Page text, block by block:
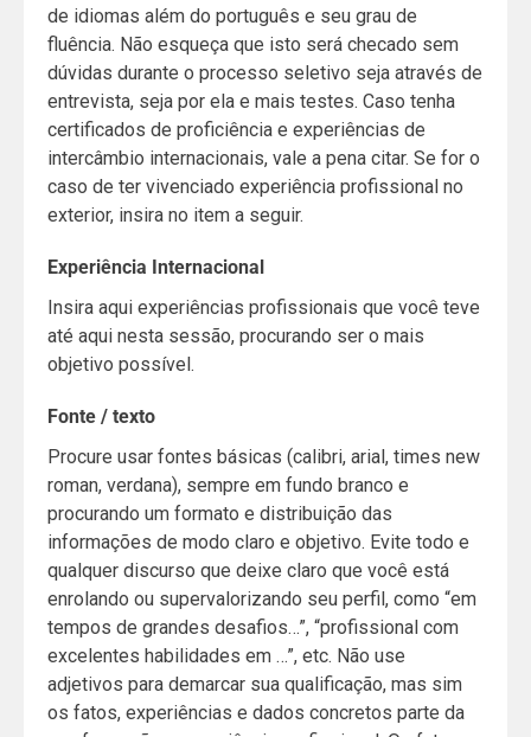
de idiomas além do português e seu grau de
fluência. Não esqueça que isto será checado sem
dúvidas durante o processo seletivo seja através de
entrevista, seja por ela e mais testes. Caso tenha
certificados de proficiência e experiências de
intercâmbio internacionais, vale a pena citar. Se for o
caso de ter vivenciado experiência profissional no
exterior, insira no item a seguir.
Experiência Internacional
Insira aqui experiências profissionais que você teve
até aqui nesta sessão, procurando ser o mais
objetivo possível.
Fonte / texto
Procure usar fontes básicas (calibri, arial, times new
roman, verdana), sempre em fundo branco e
procurando um formato e distribuição das
informações de modo claro e objetivo. Evite todo e
qualquer discurso que deixe claro que você está
enrolando ou supervalorizando seu perfil, como “em
tempos de grandes desafios…”, “profissional com
excelentes habilidades em …”, etc. Não use
adjetivos para demarcar sua qualificação, mas sim
os fatos, experiências e dados concretos parte da